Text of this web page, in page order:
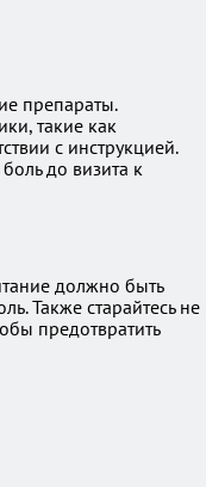
препараты.
такие как
с инструкцией.
до визита к
должно быть
Также старайтесь не
предотвратить